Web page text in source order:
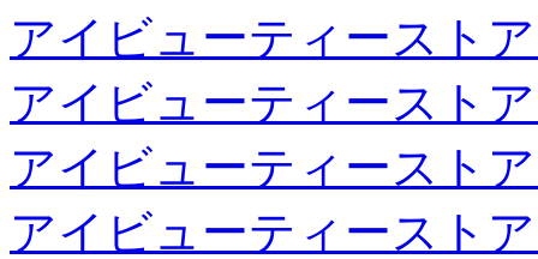
アイビューティースト
アイビューティースト
アイビューティースト
アイビューティースト